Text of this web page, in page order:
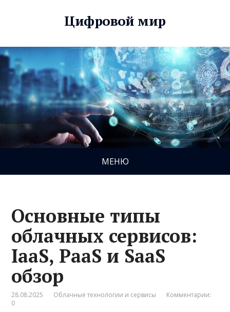
Цифровой мир
МЕНЮ
Основные типы
облачных сервисов:
IaaS, PaaS и SaaS
обзор
28.08.2025 Облачные технологии и сервисы
Комментарии:
0